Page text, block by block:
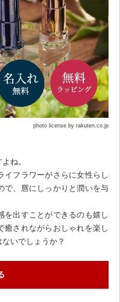
photo license by rakuten.co.jp
ね。
イフラワーがさらに女性らし
で、唇にしっかりと潤いを与
を出すことができるのも嬉し
癒されながらおしゃれを楽し
いでしょうか？